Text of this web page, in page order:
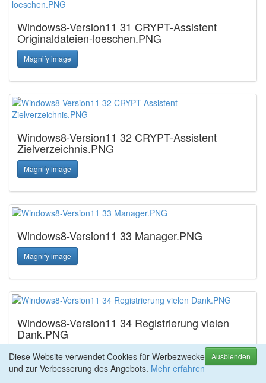
Windows8-Version11 31 CRYPT-Assistent
Originaldateien-loeschen.PNG
Magnify image
Windows8-Version11 32 CRYPT-Assistent
Zielverzeichnis.PNG
Magnify image
Windows8-Version11 33 Manager.PNG
Magnify image
Windows8-Version11 34 Registrierung vielen
Dank.PNG
Magnify image Ausblenden
Diese Website verwendet Cookies für Werbezwecke
und zur Verbesserung des Angebots. Mehr erfahren